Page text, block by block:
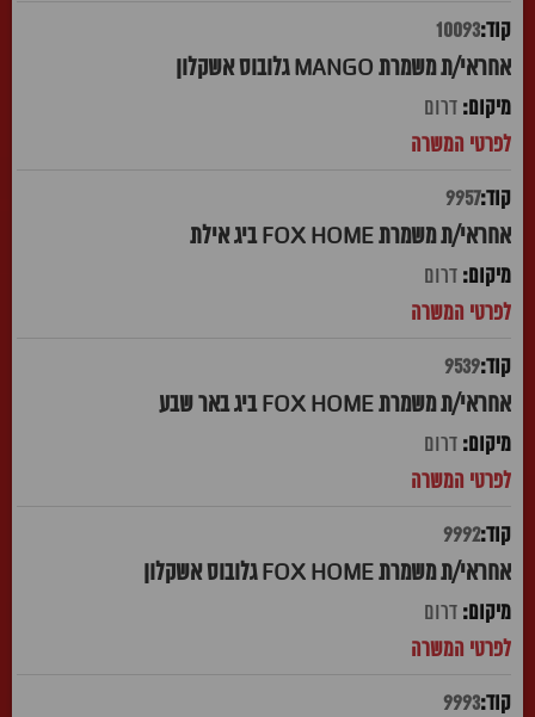
10093
אחראי/ת משמרת MANGO גלובוס אשקלון
דרום
9957
אחראי/ת משמרת FOX HOME ביג אילת
דרום
9539
אחראי/ת משמרת FOX HOME ביג באר שבע
דרום
9992
אחראי/ת משמרת FOX HOME גלובוס אשקלון
דרום
9993